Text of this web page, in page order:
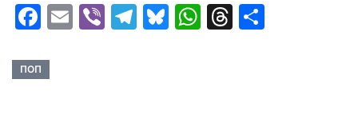
Facebook
EmailViberTelegram
Bluesky
WhatsApp
Threads
ПОП